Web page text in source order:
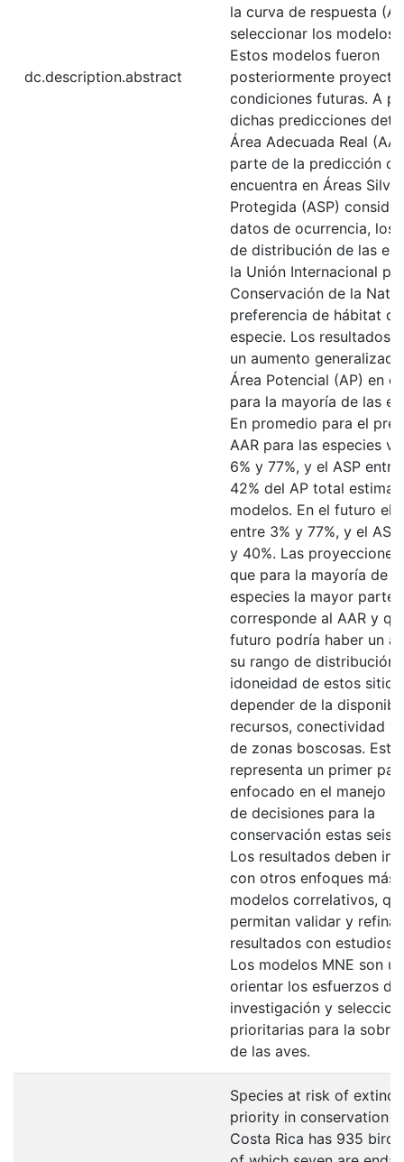
dc.description.abstract
la curva de respuesta
seleccionar los modelos
Estos modelos fueron
posteriormente
condiciones futuras. A
dichas predicciones
Área Adecuada Real
parte de la predicción
encuentra en Áreas
Protegida (ASP)
datos de ocurrencia, los
de distribución de las
la Unión Internacional
Conservación de la
preferencia de hábitat
especie. Los resultados
un aumento
Área Potencial (AP) en
para la mayoría de las
En promedio para el
AAR para las especies
6% y 77%, y el ASP
42% del AP total
modelos. En el futuro el
entre 3% y 77%, y el ASP
y 40%. Las
que para la mayoría de
especies la mayor parte
corresponde al AAR y
futuro podría haber un
su rango de distribución.
idoneidad de estos
depender de la
recursos, conectividad y
de zonas boscosas.
representa un primer
enfocado en el manejo y
de decisiones para la
conservación estas seis
Los resultados deben
con otros enfoques más
modelos correlativos,
permitan validar y
resultados con estudios
Los modelos MNE son
orientar los esfuerzos de
investigación y
prioritarias para la
de las aves.
Species at risk of
priority in conservation
Costa Rica has 935 bird